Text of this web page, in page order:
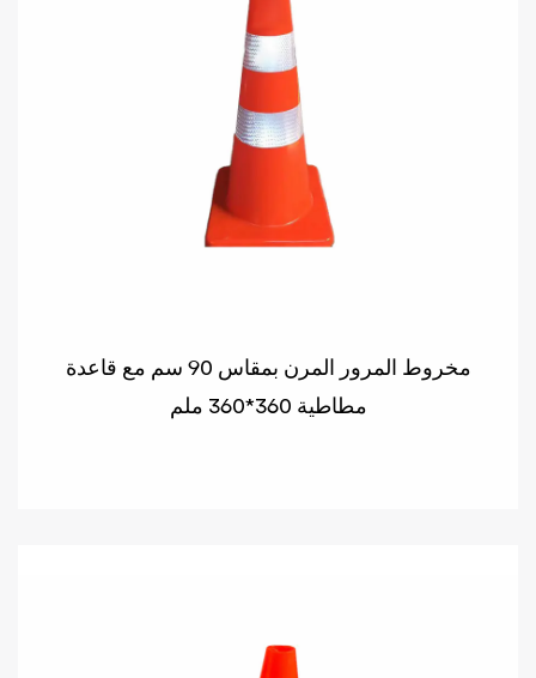
مخروط المرور المرن بمقاس 90 سم مع قاعدة
مطاطية 360*360 ملم